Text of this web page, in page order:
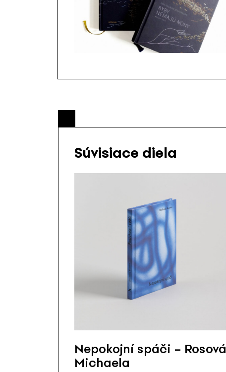
Súvisiace diela
Nepokojní spáči – Rosová
Michaela